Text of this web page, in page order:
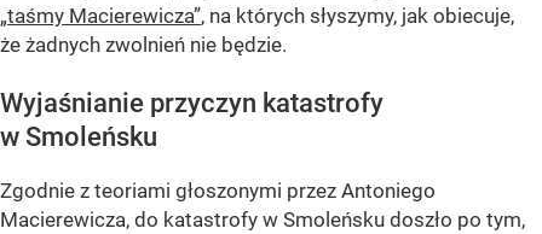
„taśmy Macierewicza”, na których słyszymy, jak obiecuje,
że żadnych zwolnień nie będzie.
Wyjaśnianie przyczyn katastrofy
w Smoleńsku
Zgodnie z teoriami głoszonymi przez Antoniego
Macierewicza, do katastrofy w Smoleńsku doszło po tym,